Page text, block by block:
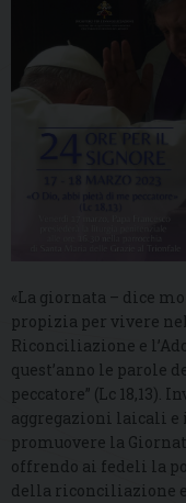
«La giornata – dice
propizia per vivere
Riconciliazione e
quest’anno le parole
peccatore” (Lc 18,13).
aggregazioni laicali e
promuovere la
offrendo ai fedeli la
della riconciliazione